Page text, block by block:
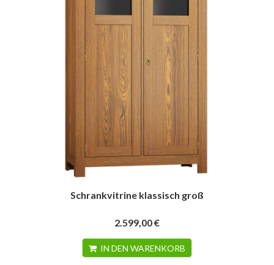
Schrankvitrine klassisch groß
2.599,00 €
IN DEN WARENKORB